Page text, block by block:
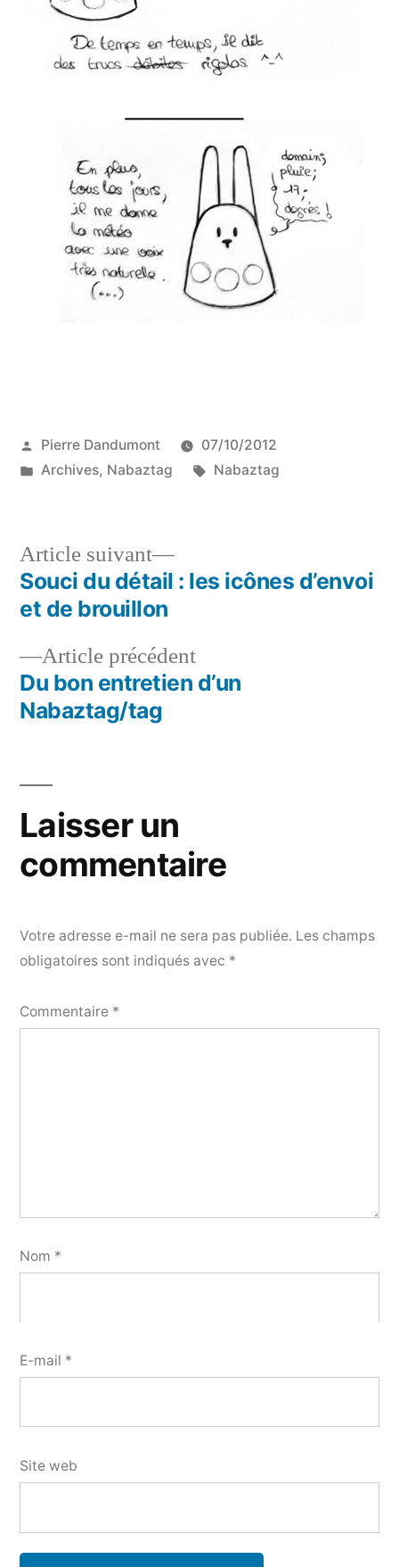
Publié
par
Pierre Dandumont
07/10/2012
Publié
Archives, Nabaztag Étiquettes :
Nabaztag
Navigation
l’article
Article précédentArticle
précédent :
Du bon entretien d’un
Nabaztag/tag
Article suivant
Article
suivant :
Souci du détail : les icônes d’envoi
et de brouillon
Laisser un
commentaire
Votre adresse e-mail ne sera pas publiée. Les champs
obligatoires sont indiqués avec *
Commentaire *
Nom *
E-mail *
Site web